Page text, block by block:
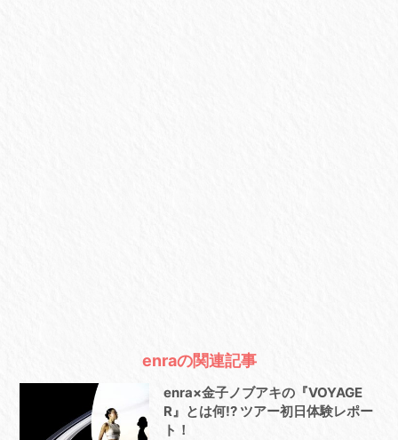
enraの関連記事
enra×金子ノブアキの『VOYAGE
R』とは何!? ツアー初日体験レポー
ト！